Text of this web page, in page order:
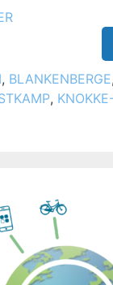
, BLANKENBERGE,
,